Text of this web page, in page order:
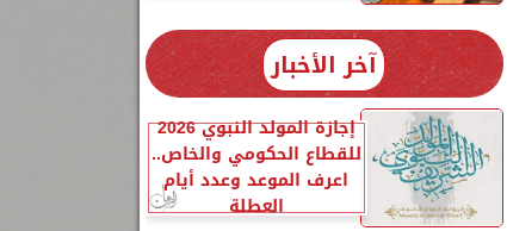
آخر الأخبار
إجازة المولد النبوي 2026
للقطاع الحكومي والخاص..
اعرف الموعد وعدد أيام
العطلة